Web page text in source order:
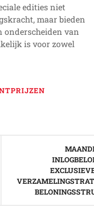
edities niet
maar bieden
onderscheiden van
is voor zowel